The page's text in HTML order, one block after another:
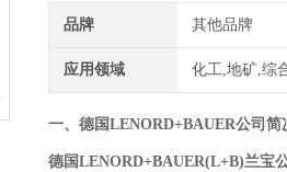
品牌 其他品牌
应用领域 化工,地矿,综
一、德国LENORD+BAUER公司简
德国LENORD+BAUER(L+B)兰宝